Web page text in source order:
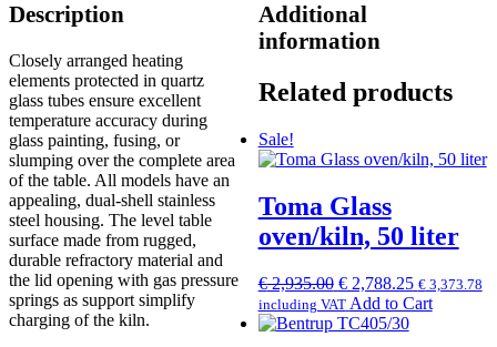
Description
Closely arranged heating
elements protected in quartz
glass tubes ensure excellent
temperature accuracy during
glass painting, fusing, or
slumping over the complete area
of the table. All models have an
appealing, dual-shell stainless
steel housing. The level table
surface made from rugged,
durable refractory material and
the lid opening with gas pressure
springs as support simplify
charging of the kiln.
Additional
information
Related products
Sale!
Toma Glass
oven/kiln, 50 liter
€2,935.00 Original
price
was:
€2,788.25Current
price
€3,373.78
including VAT Add to Cart